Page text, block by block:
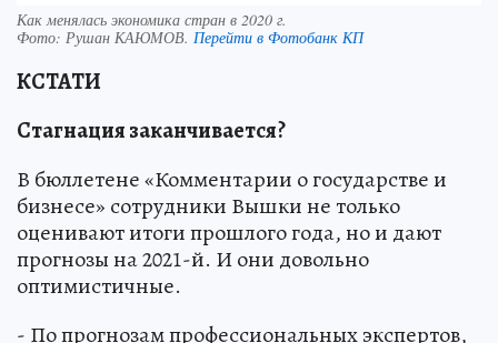
Как менялась экономика стран в 2020 г.
Фото: Рушан КАЮМОВ. Перейти в Фотобанк КП
КСТАТИ
Стагнация заканчивается?
В бюллетене «Комментарии о государстве и
бизнесе» сотрудники Вышки не только
оценивают итоги прошлого года, но и дают
прогнозы на 2021-й. И они довольно
оптимистичные.
- По прогнозам профессиональных экспертов,